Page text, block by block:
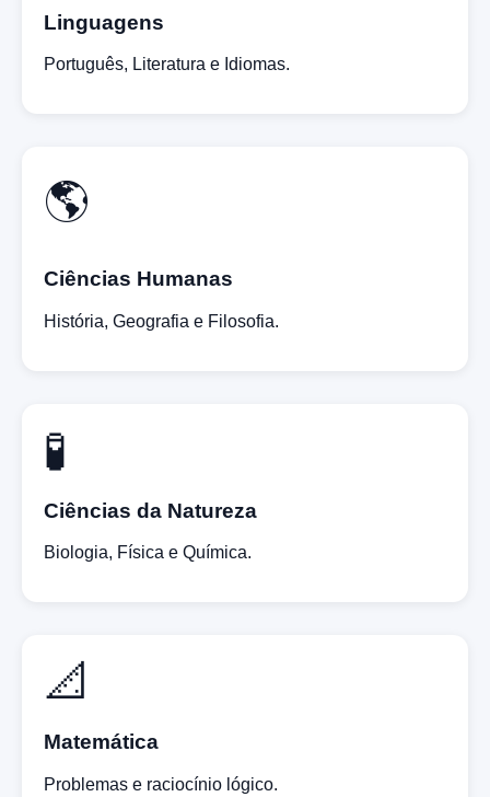
Linguagens
Português, Literatura e Idiomas.
🌎
Ciências Humanas
História, Geografia e Filosofia.
🧪
Ciências da Natureza
Biologia, Física e Química.
📐
Matemática
Problemas e raciocínio lógico.